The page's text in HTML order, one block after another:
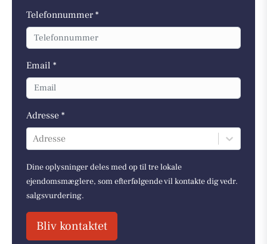
Telefonnummer *
Email *
Adresse *
Adresse
Dine oplysninger deles med op til tre lokale
ejendomsmæglere, som efterfølgende vil kontakte dig vedr.
salgsvurdering.
Bliv kontaktet